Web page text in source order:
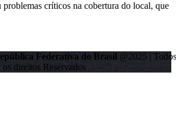
problemas críticos na cobertura do local, que
Federativa do Brasil @2025 | Todos
os direitos Reservados